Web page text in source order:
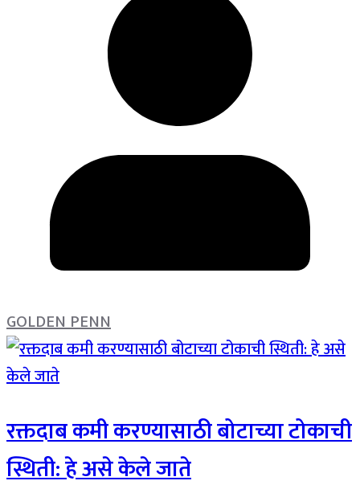
GOLDEN PENN
रक्तदाब कमी करण्यासाठी बोटाच्या टोकाची
स्थिती: हे असे केले जाते